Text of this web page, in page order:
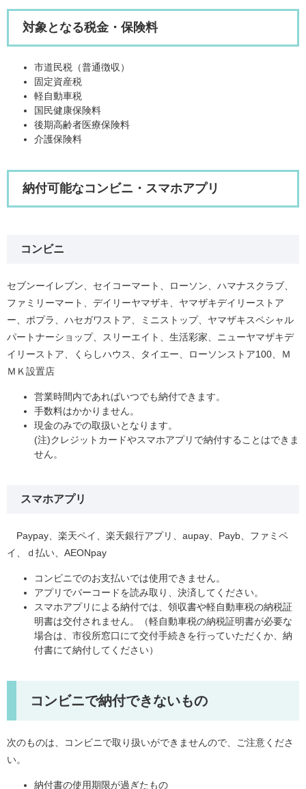
対象となる税金・保険料
市道民税（普通徴収）
固定資産税
軽自動車税
国民健康保険料
後期高齢者医療保険料
介護保険料
納付可能なコンビニ・スマホアプリ​
コンビニ
セブンーイレブン、セイコーマート、ローソン、ハマナスクラブ、
ファミリーマート、デイリーヤマザキ、ヤマザキデイリーストア
ー、ポプラ、ハセガワストア、ミニストップ、ヤマザキスペシャル
パートナーショップ、スリーエイト、生活彩家、ニューヤマザキデ
イリーストア、くらしハウス、タイエー、ローソンストア100、Ｍ
ＭＫ設置店
営業時間内であればいつでも納付できます。
手数料はかかりません。
現金のみでの取扱いとなります。
(注)クレジットカードやスマホアプリで納付することはできま
せん。
スマホアプリ
Paypay、楽天ペイ、楽天銀行アプリ、aupay、Payb、ファミペ
イ、ｄ払い、AEONpay
コンビニでのお支払いでは使用できません。
アプリでバーコードを読み取り、決済してください。
スマホアプリによる納付では、領収書や軽自動車税の納税証
明書は交付されません。（軽自動車税の納税証明書が必要な
場合は、市役所窓口にて交付手続きを行っていただくか、納
付書にて納付してください）
コンビニで納付できないもの
次のものは、コンビニで取り扱いができませんので、ご注意くださ
い。
納付書の使用期限が過ぎたもの